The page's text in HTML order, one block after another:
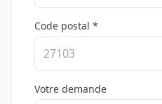
Code postal *
Votre demande